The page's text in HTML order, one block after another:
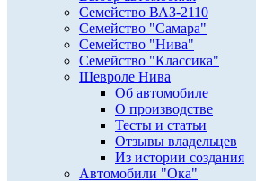
Семейство ВАЗ-2110
Семейство "Самара"
Семейство "Нива"
Семейство "Классика"
Шевроле Нива
Об автомобиле
О производстве
Тесты и статьи
Отзывы владельцев
Из истории создания
Автомобили "Ока"